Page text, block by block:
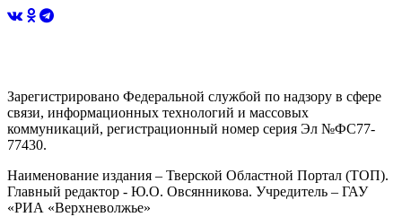
Зарегистрировано Федеральной службой по надзору в сфере
связи, информационных технологий и массовых
коммуникаций, регистрационный номер серия Эл №ФС77-
77430.
Наименование издания – Тверской Областной Портал (ТОП).
Главный редактор - Ю.О. Овсянникова. Учредитель – ГАУ
«РИА «Верхневолжье»